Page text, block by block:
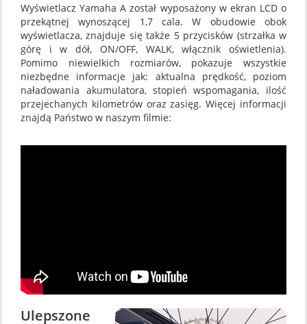
Wyświetlacz Yamaha A został wyposażony w ekran LCD o
przekątnej wynoszącej 1,7 cala. W obudowie obok
wyświetlacza, znajduje się także 5 przycisków (strzałka w
górę i w dół, ON/OFF, WALK, włącznik oświetlenia).
Pomimo niewielkich rozmiarów, pokazuje wszystkie
niezbędne informacje jak: aktualna prędkość, poziom
naładowania akumulatora, stopień wspomagania, ilość
przejechanych kilometrów oraz zasięg. Więcej informacji
znajdą Państwo w naszym filmie:
Ulepszone